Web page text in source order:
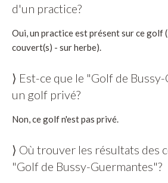
d'un practice?
Oui, un practice est présent sur ce golf
couvert(s) - sur herbe).
⟩ Est-ce que le "Golf de
un golf privé?
Non, ce golf n'est pas privé.
⟩ Où trouver les résultats des
"Golf de Bussy-Guermantes"?